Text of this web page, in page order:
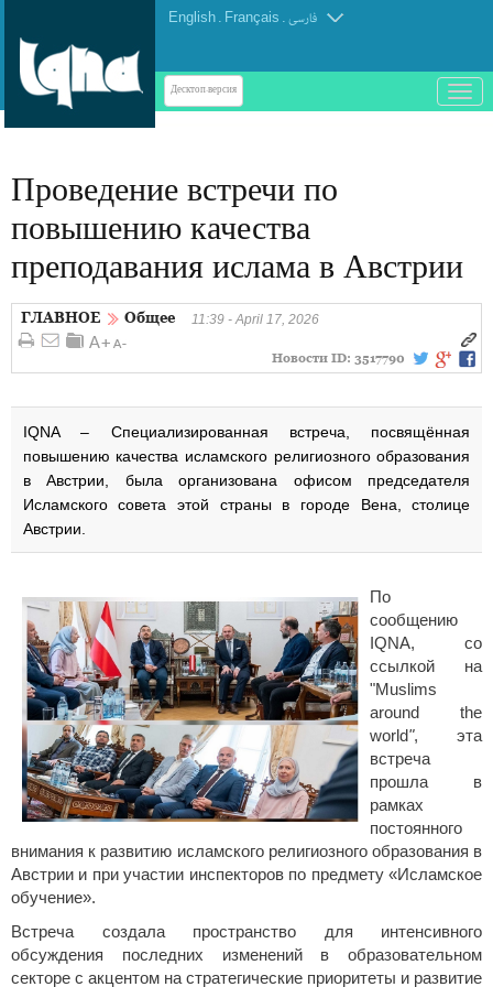
English . Français . فارسی
Десктоп-версия
باز
و
Проведение встречи по
повышению качества
преподавания ислама в Австрии
ГЛАВНОЕ Общее 11:39 - April 17, 2026
Новости ID: 3517790
IQNA – Специализированная встреча, посвящённая
повышению качества исламского религиозного образования
в Австрии, была организована офисом председателя
Исламского совета этой страны в городе Вена, столице
Австрии.
По
сообщению
IQNA, со
ссылкой на
"Muslims
around the
world", эта
встреча
прошла в
рамках
постоянного
внимания к развитию исламского религиозного образования в
Австрии и при участии инспекторов по предмету «Исламское
обучение».
Встреча создала пространство для интенсивного
обсуждения последних изменений в образовательном
секторе с акцентом на стратегические приоритеты и развитие